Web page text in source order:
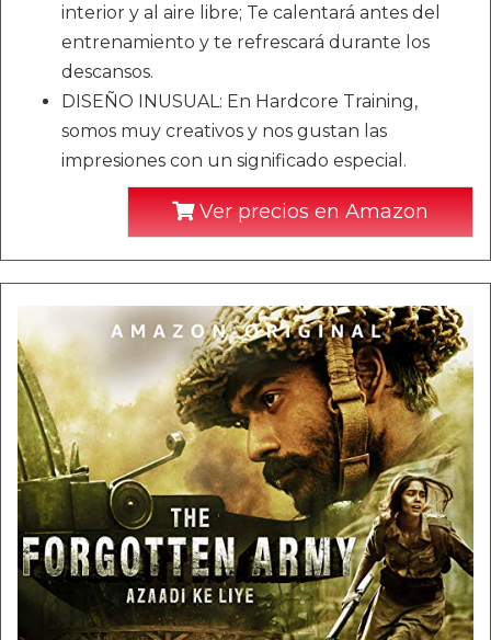
interior y al aire libre; Te calentará antes del
entrenamiento y te refrescará durante los
descansos.
DISEÑO INUSUAL: En Hardcore Training,
somos muy creativos y nos gustan las
impresiones con un significado especial.
Ver precios en Amazon